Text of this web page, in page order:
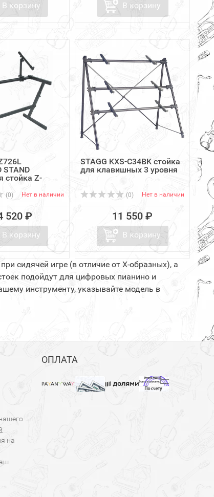
В корзину В корзину
STAND
стойка Z-
(0) Нет в наличии
520 ₽
В корзину
STAGG KXS-C34BK стойка
для клавишных 3 уровня
(0) Нет в наличии
11 550 ₽
В корзину
сидячей игре (в отличие от X-образных), а
подойдут для цифровых пианино и
инструменту, указывайте модель в
на
ОПЛАТА